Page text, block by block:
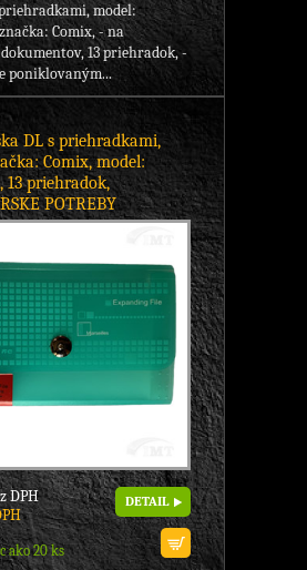
model:
Comix, - na
13 priehradok, -
poniklovaným...
DL s priehradkami,
Comix, model:
13 priehradok,
POTREBY
DPH
ako 20 ks
DETAIL